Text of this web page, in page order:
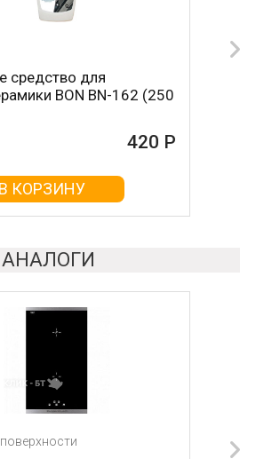
средство для
BON BN-162 (250
420 Р
В КОРЗИНУ
ухода за
BON BN-603
КОРЗИНУ
АНАЛОГИ